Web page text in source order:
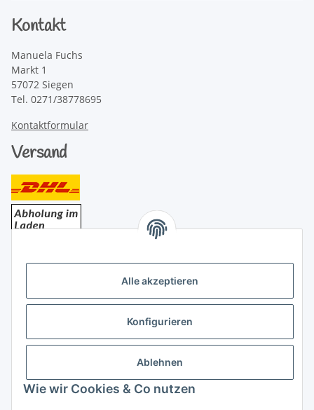
Alle akzeptieren
Konfigurieren
Ablehnen
Wie wir Cookies & Co nutzen
Kontakt
Manuela Fuchs
Markt 1
57072 Siegen
Tel. 0271/38778695
Kontaktformular
Versand
Rechtliches